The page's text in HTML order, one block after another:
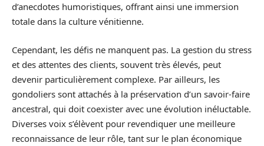
d’anecdotes humoristiques, offrant ainsi une immersion
totale dans la culture vénitienne.
Cependant, les défis ne manquent pas. La gestion du stress
et des attentes des clients, souvent très élevés, peut
devenir particulièrement complexe. Par ailleurs, les
gondoliers sont attachés à la préservation d’un savoir-faire
ancestral, qui doit coexister avec une évolution inéluctable.
Diverses voix s’élèvent pour revendiquer une meilleure
reconnaissance de leur rôle, tant sur le plan économique